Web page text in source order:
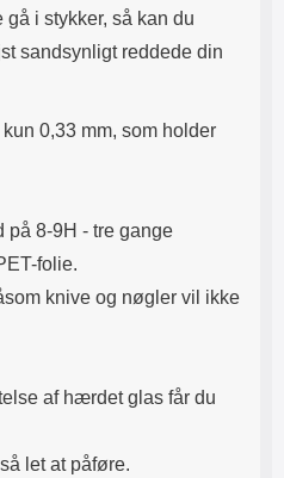
i stykker, så kan du
sandsynligt reddede din
0,33 mm, som holder
på 8-9H - tre gange
folie.
knive og nøgler vil ikke
af hærdet glas får du
let at påføre.